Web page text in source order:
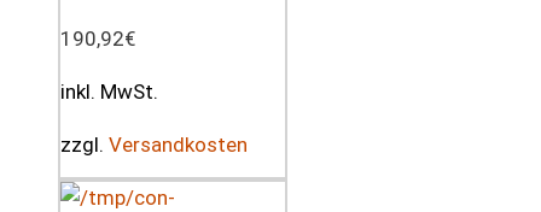
190,92€
inkl. MwSt.
zzgl. Versandkosten